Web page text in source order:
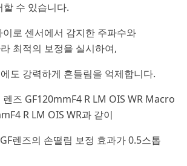
수 있습니다.
로 센서에서 감지한 주파수와
최적의 보정을 실시하여,
도 강력하게 흔들림을 억제합니다.
즈 GF120mmF4 R LM OIS WR Macro
R LM OIS WR과 같이
렌즈의 손떨림 보정 효과가 0.5스톱